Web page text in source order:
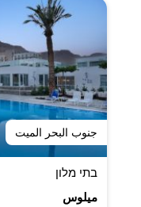
جنوب البحر الميت
בתי מלון
ميلوس